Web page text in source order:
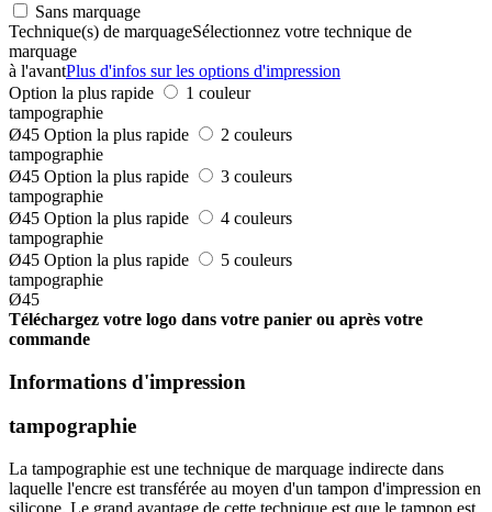
Sans marquage
Technique(s) de marquageSélectionnez votre technique de
marquage
à l'avantPlus d'infos sur les options d'impression
Option la plus rapide
1 couleur
tampographie
Ø45 Option la plus rapide
2 couleurs
tampographie
Ø45 Option la plus rapide
3 couleurs
tampographie
Ø45 Option la plus rapide
4 couleurs
tampographie
Ø45 Option la plus rapide
5 couleurs
tampographie
Ø45
Téléchargez votre logo dans votre panier ou après votre
commande
Informations d'impression
tampographie
La tampographie est une technique de marquage indirecte dans
laquelle l'encre est transférée au moyen d'un tampon d'impression en
silicone. Le grand avantage de cette technique est que le tampon est